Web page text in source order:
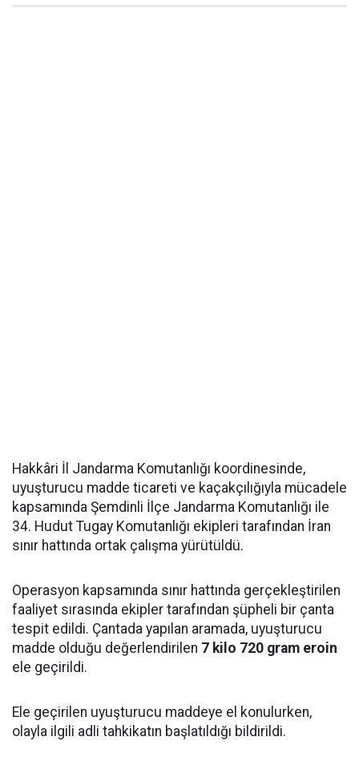
Hakkâri İl Jandarma Komutanlığı koordinesinde,
uyuşturucu madde ticareti ve kaçakçılığıyla mücadele
kapsamında Şemdinli İlçe Jandarma Komutanlığı ile
34. Hudut Tugay Komutanlığı ekipleri tarafından İran
sınır hattında ortak çalışma yürütüldü.
Operasyon kapsamında sınır hattında gerçekleştirilen
faaliyet sırasında ekipler tarafından şüpheli bir çanta
tespit edildi. Çantada yapılan aramada, uyuşturucu
madde olduğu değerlendirilen 7 kilo 720 gram eroin
ele geçirildi.
Ele geçirilen uyuşturucu maddeye el konulurken,
olayla ilgili adli tahkikatın başlatıldığı bildirildi.